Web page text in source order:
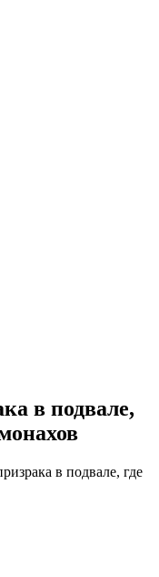
в подвале,
в подвале, где